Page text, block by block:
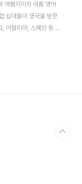
여행지이자 여름 영어
십대들이 영국을 방문
이탈리아, 스페인 등 남
. 그 많은 학생들 중에
거리 패션 화보에서나